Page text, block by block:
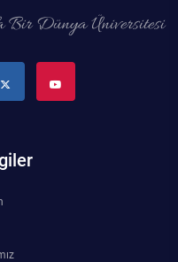
Bir Dünya Üniversitesi